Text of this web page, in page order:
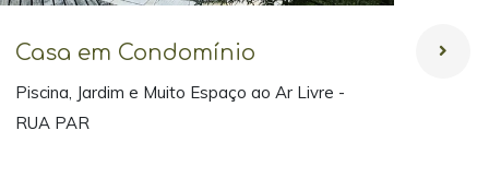
Casa em Condomínio
Piscina, Jardim e Muito Espaço ao Ar Livre -
RUA PAR